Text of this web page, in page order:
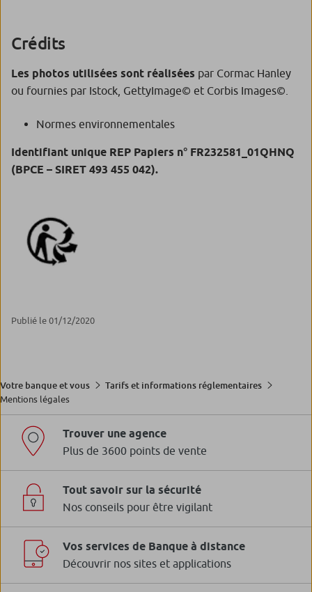
Crédits
Les photos utilisées sont réalisées par Cormac Hanley
ou fournies par Istock, GettyImage© et Corbis Images©.
Normes environnementales
Identifiant unique REP Papiers n° FR232581_01QHNQ
(BPCE – SIRET 493 455 042).
Publié le 01/12/2020
Votre banque et vous
Tarifs et informations réglementaires
Mentions légales
Trouver une agence
Plus de 3600 points de vente
Tout savoir sur la sécurité
Nos conseils pour être vigilant
Vos services de Banque à distance
Découvrir nos sites et applications